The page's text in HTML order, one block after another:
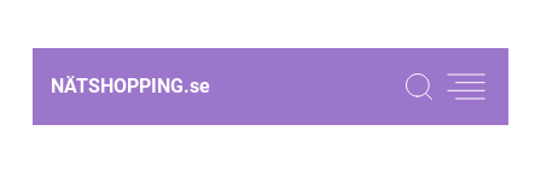
NÄTSHOPPING.se